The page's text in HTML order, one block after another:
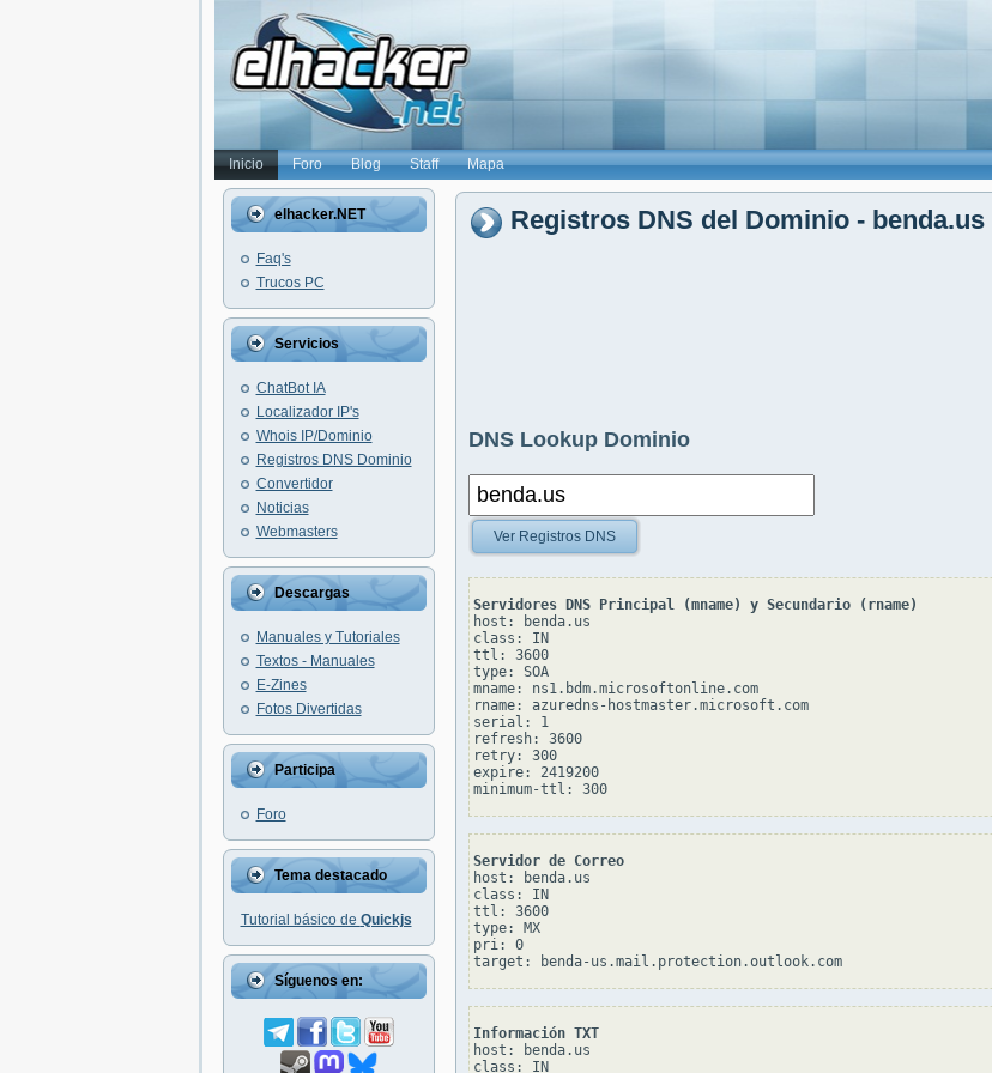
Inicio Foro Blog Staff Mapa
elhacker.NET
Faq's
Trucos PC
Servicios
ChatBot IA
Localizador IP's
Whois IP/Dominio
Registros DNS Dominio
Convertidor
Noticias
Webmasters
Descargas
Manuales y Tutoriales
Textos - Manuales
E-Zines
Fotos Divertidas
Participa
Foro
Tema destacado
Tutorial básico de Quickjs
Síguenos en:
Registros DNS del Dominio - benda.us
DNS Lookup Dominio
Ver Registros DNS
Servidores DNS Principal (mname) y Secundario (rname)
host: benda.us
class: IN
ttl: 3600
type: SOA
mname: ns1.bdm.microsoftonline.com
rname: azuredns-hostmaster.microsoft.com
serial: 1
refresh: 3600
retry: 300
expire: 2419200
minimum-ttl: 300
Servidor de Correo
host: benda.us
class: IN
ttl: 3600
type: MX
pri: 0
target: benda-us.mail.protection.outlook.com
Información TXT
host: benda.us
class: IN